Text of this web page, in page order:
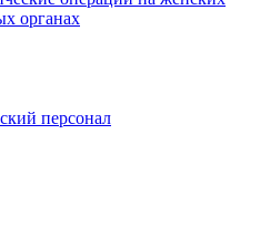
органах
персонал